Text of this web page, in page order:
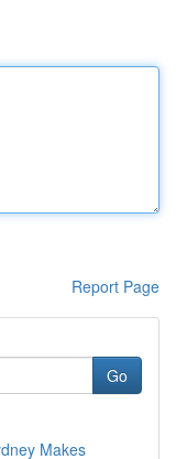
Report Page
Go
Makes